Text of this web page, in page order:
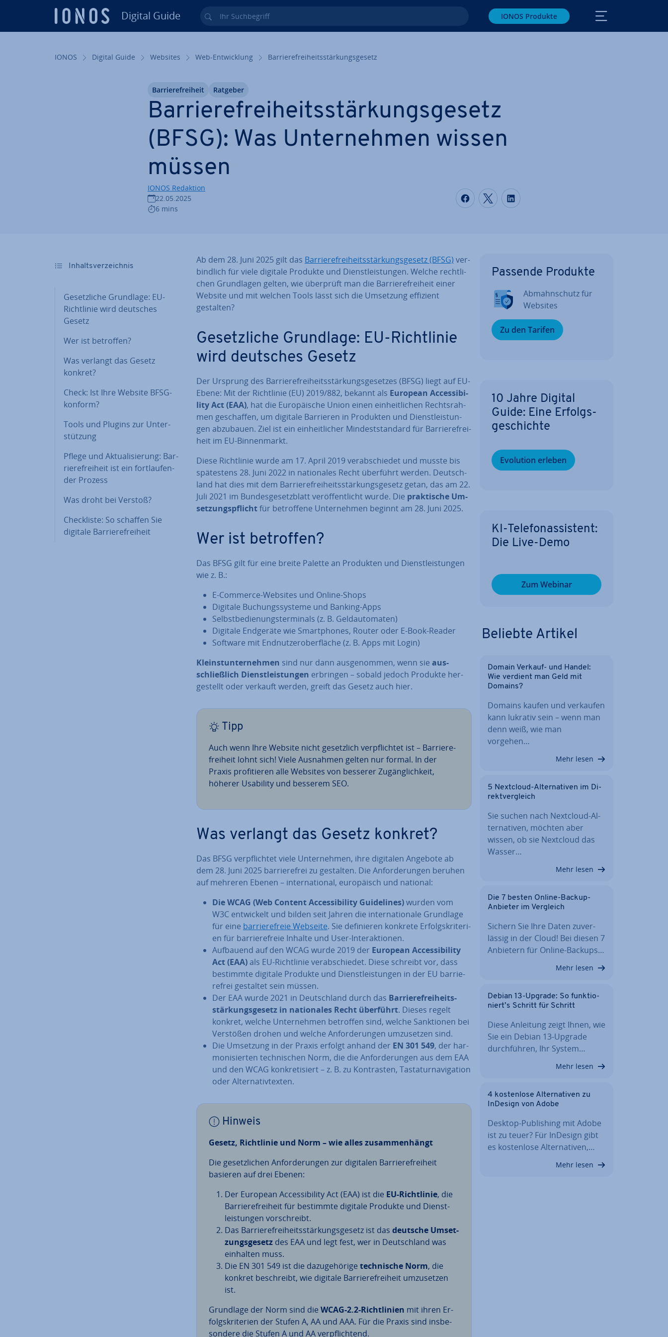
Digital Guide Ihr Such­be­griff IONOS Produkte
IONOS Digital Guide Websites Web-Ent­wick­lung Bar­rie­re­frei­heits­stär­kungs­ge­setz
Bar­rie­re­frei­heits­stär­kungs­ge­setz
(BFSG): Was Un­ter­neh­men wissen
müssen
IONOS Redaktion
22.05.2025
6 mins
Auf Facebook teilen
Auf Twitter teilen
Auf LinkedIn teilen
Bar­rie­re­frei­heit Ratgeber
In­halts­ver­zeich­nis
Ge­setz­li­che Grundlage: EU-
Richt­li­nie wird deutsches
Gesetz
Wer ist betroffen?
Was verlangt das Gesetz
konkret?
Check: Ist Ihre Website BFSG-
konform?
Tools und Plugins zur Un­ter­
stüt­zung
Pflege und Ak­tua­li­sie­rung: Bar­
rie­re­frei­heit ist ein fort­lau­fen­
der Prozess
Was droht bei Verstoß?
Check­lis­te: So schaffen Sie
digitale Bar­rie­re­frei­heit
Ab dem 28. Juni 2025 gilt das Bar­rie­re­frei­heits­stär­kungs­ge­setz (BFSG) ver­
bind­lich für viele digitale Produkte und Dienst­leis­tun­gen. Welche recht­li­
chen Grund­la­gen gelten, wie überprüft man die Bar­rie­re­frei­heit einer
Website und mit welchen Tools lässt sich die Umsetzung effizient
gestalten?
Ge­setz­li­che Grundlage: EU-Richt­li­nie
wird deutsches Gesetz
Der Ursprung des Bar­rie­re­frei­heits­stär­kungs­ge­set­zes (BFSG) liegt auf EU-
Ebene: Mit der Richt­li­nie (EU) 2019/882, bekannt als European Ac­ces­si­bi­
li­ty Act (EAA), hat die Eu­ro­päi­sche Union einen ein­heit­li­chen Rechts­rah­
men ge­schaf­fen, um digitale Barrieren in Produkten und Dienst­leis­tun­
gen abzubauen. Ziel ist ein ein­heit­li­cher Min­dest­stan­dard für Bar­rie­re­frei­
heit im EU-Bin­nen­markt.
Diese Richt­li­nie wurde am 17. April 2019 ver­ab­schie­det und musste bis
spä­tes­tens 28. Juni 2022 in na­tio­na­les Recht überführt werden. Deutsch­
land hat dies mit dem Bar­rie­re­frei­heits­stär­kungs­ge­setz getan, das am 22.
Juli 2021 im Bun­des­ge­setz­blatt ver­öf­fent­licht wurde. Die prak­ti­sche Um­
set­zungs­pflichtfür be­trof­fe­ne Un­ter­neh­men beginnt am 28. Juni 2025.
Wer ist betroffen?
Das BFSG gilt für eine breite Palette an Produkten und Dienst­leis­tun­gen
wie z. B.:
E-Commerce-Websites und Online-Shops
Digitale Bu­chungs­sys­te­me und Banking-Apps
Selbst­be­die­nungs­ter­mi­nals (z. B. Geld­au­to­ma­ten)
Digitale Endgeräte wie Smart­phones, Router oder E-Book-Reader
Software mit End­nut­zer­ober­flä­che (z. B. Apps mit Login)
Kleinst­un­ter­neh­men sind nur dann aus­ge­nom­men, wenn sie aus­
schließ­lich Dienst­leis­tun­gen erbringen – sobald jedoch Produkte her­
ge­stellt oder verkauft werden, greift das Gesetz auch hier.
Tipp
Auch wenn Ihre Website nicht ge­setz­lich ver­pflich­tet ist – Bar­rie­re­
frei­heit lohnt sich! Viele Ausnahmen gelten nur formal. In der
Praxis pro­fi­tie­ren alle Websites von besserer Zu­gäng­lich­keit,
höherer Usability und besserem SEO.
Was verlangt das Gesetz konkret?
Das BFSG ver­pflich­tet viele Un­ter­neh­men, ihre digitalen Angebote ab
dem 28. Juni 2025 bar­rie­re­frei zu gestalten. Die An­for­de­run­gen beruhen
auf mehreren Ebenen – in­ter­na­tio­nal, eu­ro­pä­isch und national:
Die WCAG (Web Content Ac­ces­si­bi­li­ty Gui­de­lines)wurden vom
W3C ent­wi­ckelt und bilden seit Jahren die in­ter­na­tio­na­le Grundlage
für eine bar­rie­re­freie Webseite. Sie de­fi­nie­ren konkrete Er­folgs­kri­te­ri­
en für bar­rie­re­freie Inhalte und User-In­ter­ak­tio­nen.
Aufbauend auf den WCAG wurde 2019 der European Ac­ces­si­bi­li­ty
Act (EAA)als EU-Richt­li­nie ver­ab­schie­det. Diese schreibt vor, dass
bestimmte digitale Produkte und Dienst­leis­tun­gen in der EU bar­rie­
re­frei gestaltet sein müssen.
Der EAA wurde 2021 in Deutsch­land durch das Bar­rie­re­frei­heits­
stär­kungs­ge­setz in na­tio­na­les Recht überführt. Dieses regelt
konkret, welche Un­ter­neh­men betroffen sind, welche Sank­tio­nen bei
Verstößen drohen und welche An­for­de­run­gen um­zu­set­zen sind.
Die Umsetzung in der Praxis erfolgt anhand der EN 301 549, der har­
mo­ni­sier­ten tech­ni­schen Norm, die die An­for­de­run­gen aus dem EAA
und den WCAG kon­kre­ti­siert – z. B. zu Kon­tras­ten, Tas­ta­tur­na­vi­ga­ti­on
oder Al­ter­na­tiv­tex­ten.
Hinweis
Gesetz, Richt­li­nie und Norm – wie alles zu­sam­men­hängt
Die ge­setz­li­chen An­for­de­run­gen zur digitalen Bar­rie­re­frei­heit
basieren auf drei Ebenen:
Der European Ac­ces­si­bi­li­ty Act (EAA) ist die EU-Richt­li­nie, die
Bar­rie­re­frei­heit für bestimmte digitale Produkte und Dienst­
leis­tun­gen vor­schreibt.
Das Bar­rie­re­frei­heits­stär­kungs­ge­setz ist das deutsche Um­set­
zungs­ge­setz des EAA und legt fest, wer in Deutsch­land was
einhalten muss.
Die EN 301 549 ist die da­zu­ge­hö­ri­ge tech­ni­sche Norm, die
konkret be­schreibt, wie digitale Bar­rie­re­frei­heit um­zu­set­zen
ist.
Grundlage der Norm sind die WCAG-2.2-Richt­li­ni­en mit ihren Er­
folgs­kri­te­ri­en der Stufen A, AA und AAA. Für die Praxis sind ins­be­
son­de­re die Stufen A und AA ver­pflich­tend.
Passende Produkte
Ab­mahn­schutz für
Websites
Zu den Tarifen
10 Jahre Digital
Guide: Eine Er­folgs­
ge­schich­te
Evolution erleben
KI-Te­le­fon­as­sis­tent:
Die Live-Demo
Zum Webinar
Beliebte Artikel
Domain Verkauf- und Handel:
Wie verdient man Geld mit
Domains?
Domains kaufen und verkaufen
kann lukrativ sein – wenn man
denn weiß, wie man
vorgehen…
Mehr lesen
5 Nextcloud-Al­ter­na­ti­ven im Di­
rekt­ver­gleich
Sie suchen nach Nextcloud-Al­
ter­na­ti­ven, möchten aber
wissen, ob sie Nextcloud das
Wasser…
Mehr lesen
Die 7 besten Online-Backup-
Anbieter im Vergleich
Sichern Sie Ihre Daten zu­ver­
läs­sig in der Cloud! Bei diesen 7
Anbietern für Online-Backups…
Mehr lesen
Debian 13-Upgrade: So funk­tio­
niert’s Schritt für Schritt
Diese Anleitung zeigt Ihnen, wie
Sie ein Debian 13-Upgrade
durch­füh­ren, Ihr System…
Mehr lesen
4 kos­ten­lo­se Al­ter­na­ti­ven zu
InDesign von Adobe
Desktop-Pu­bli­shing mit Adobe
ist zu teuer? Für InDesign gibt
es kos­ten­lo­se Al­ter­na­ti­ven,…
Mehr lesen